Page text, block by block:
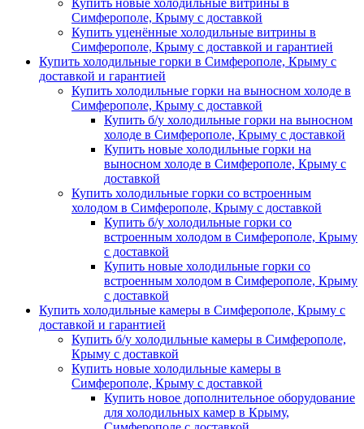
Купить новые холодильные витрины в
Симферополе, Крыму с доставкой
Купить уценённые холодильные витрины в
Симферополе, Крыму с доставкой и гарантией
Купить холодильные горки в Симферополе, Крыму с
доставкой и гарантией
Купить холодильные горки на выносном холоде в
Симферополе, Крыму с доставкой
Купить б/у холодильные горки на выносном
холоде в Симферополе, Крыму с доставкой
Купить новые холодильные горки на
выносном холоде в Симферополе, Крыму с
доставкой
Купить холодильные горки со встроенным
холодом в Симферополе, Крыму с доставкой
Купить б/у холодильные горки со
встроенным холодом в Симферополе, Крыму
с доставкой
Купить новые холодильные горки со
встроенным холодом в Симферополе, Крыму
с доставкой
Купить холодильные камеры в Симферополе, Крыму с
доставкой и гарантией
Купить б/у холодильные камеры в Симферополе,
Крыму с доставкой
Купить новые холодильные камеры в
Симферополе, Крыму с доставкой
Купить новое дополнительное оборудование
для холодильных камер в Крыму,